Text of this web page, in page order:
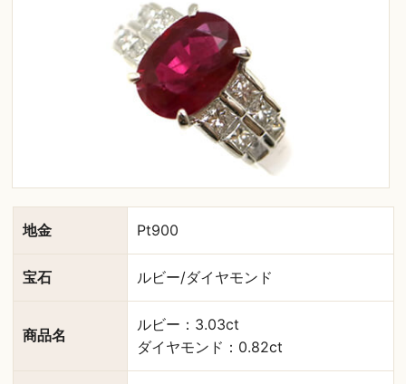
地金 Pt900
宝石 ルビー/ダイヤモンド
商品名
ルビー：3.03ct
ダイヤモンド：0.82ct